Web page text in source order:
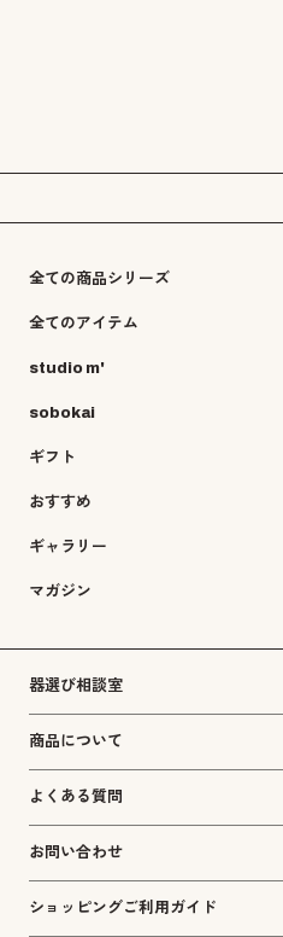
全ての商品シリーズ
全てのアイテム
studio m'
sobokai
ギフト
おすすめ
ギャラリー
マガジン
器選び相談室
商品について
よくある質問
お問い合わせ
ショッピングご利用ガイド